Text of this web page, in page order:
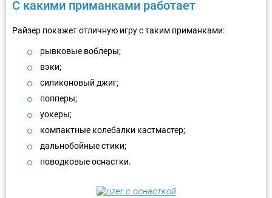
С какими приманками работает
Райзер покажет отличную игру с таким приманками:
рывковые воблеры;
вэки;
силиконовый джиг;
попперы;
уокеры;
компактные колебалки кастмастер;
дальнобойные стики;
поводковые оснастки.